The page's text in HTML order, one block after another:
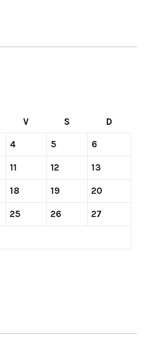
V S D
4 5 6
11 12 13
18 19 20
25 26 27